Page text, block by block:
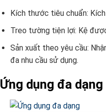
Kích thước tiêu chuẩn:
Treo tường tiện lợi: Kệ
Sản xuất theo yêu cầu:
đa nhu cầu sử dụng.
Ứng dụng đa dạng